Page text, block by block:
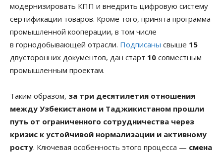
модернизировать КПП и внедрить цифровую систему
сертификации товаров. Кроме того, принята программа
промышленной кооперации, в том числе
в горнодобывающей отрасли. Подписаны свыше 15
двусторонних документов, дан старт 10 совместным
промышленным проектам.
Таким образом, за три десятилетия отношения
между Узбекистаном и Таджикистаном прошли
путь от ограниченного сотрудничества через
кризис к устойчивой нормализации и активному
росту. Ключевая особенность этого процесса — смена